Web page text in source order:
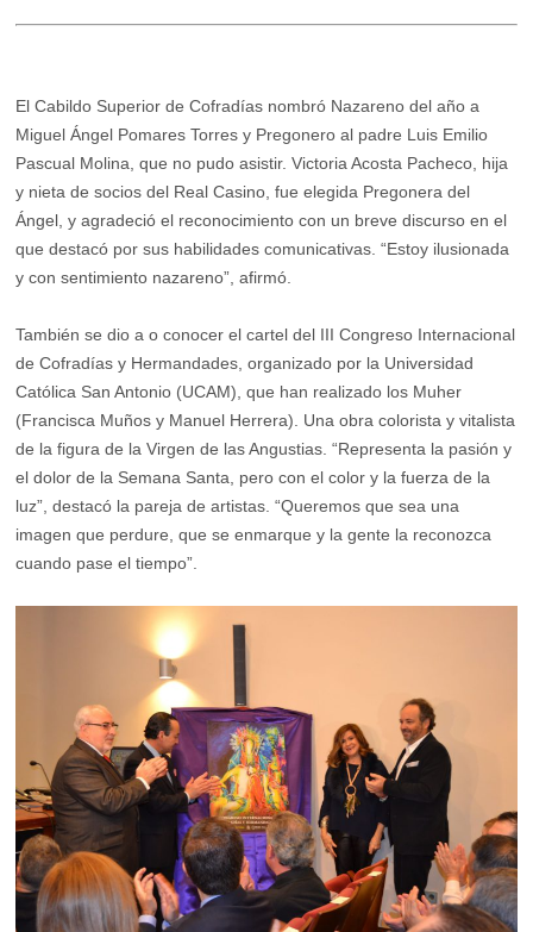
El Cabildo Superior de Cofradías nombró Nazareno del año a
Miguel Ángel Pomares Torres y Pregonero al padre Luis Emilio
Pascual Molina, que no pudo asistir. Victoria Acosta Pacheco, hija
y nieta de socios del Real Casino, fue elegida Pregonera del
Ángel, y agradeció el reconocimiento con un breve discurso en el
que destacó por sus habilidades comunicativas. “Estoy ilusionada
y con sentimiento nazareno”, afirmó.
También se dio a o conocer el cartel del III Congreso Internacional
de Cofradías y Hermandades, organizado por la Universidad
Católica San Antonio (UCAM), que han realizado los Muher
(Francisca Muños y Manuel Herrera). Una obra colorista y vitalista
de la figura de la Virgen de las Angustias. “Representa la pasión y
el dolor de la Semana Santa, pero con el color y la fuerza de la
luz”, destacó la pareja de artistas. “Queremos que sea una
imagen que perdure, que se enmarque y la gente la reconozca
cuando pase el tiempo”.